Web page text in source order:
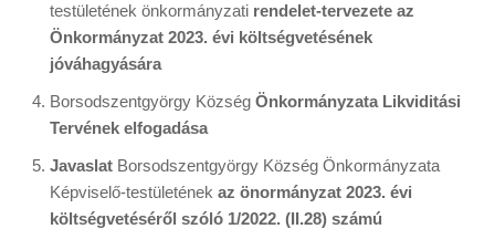
testületének önkormányzati rendelet-tervezete az
Önkormányzat 2023. évi költségvetésének
jóváhagyására
Borsodszentgyörgy Község Önkormányzata Likviditási
Tervének elfogadása
Javaslat Borsodszentgyörgy Község Önkormányzata
Képviselő-testületének az önormányzat 2023. évi
költségvetéséről szóló 1/2022. (II.28) számú